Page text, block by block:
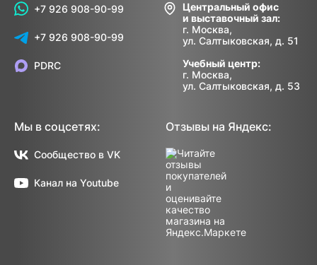
+7 926 908-90-99
+7 926 908-90-99
Центральный офис
и выставочный зал:
г. Москва,
ул. Салтыковская, д. 51
Учебный центр:
г. Москва,
ул. Салтыковская, д. 53
PDRC
Мы в соцсетях:
Сообщество в VK
Канал на Youtube
Отзывы на Яндекс: